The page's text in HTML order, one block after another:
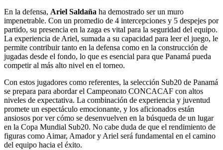
En la defensa, Ariel Saldaña ha demostrado ser un muro
impenetrable. Con un promedio de 4 intercepciones y 5 despejes por
partido, su presencia en la zaga es vital para la seguridad del equipo.
La experiencia de Ariel, sumada a su capacidad para leer el juego, le
permite contribuir tanto en la defensa como en la construcción de
jugadas desde el fondo, lo que es esencial para que Panamá pueda
competir al más alto nivel en el torneo.
Con estos jugadores como referentes, la selección Sub20 de Panamá
se prepara para abordar el Campeonato CONCACAF con altos
niveles de expectativa. La combinación de experiencia y juventud
promete un espectáculo emocionante, y los aficionados están
ansiosos por ver cómo se desenvuelven en la búsqueda de un lugar
en la Copa Mundial Sub20. No cabe duda de que el rendimiento de
figuras como Aimar, Amador y Ariel será fundamental en el camino
del equipo hacia el éxito.